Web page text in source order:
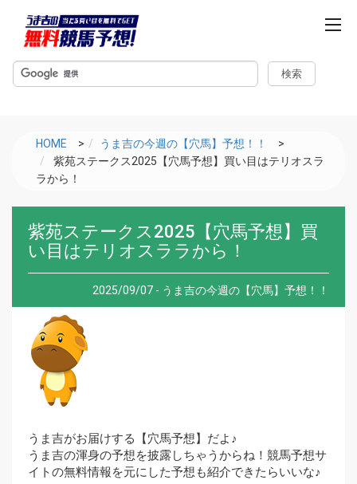
m
e
HOME > うま吉の今週の【穴馬】予想！！
>
紫苑ステークス2025【穴馬予想】買い目はテリオスラ
ラから！
紫苑ステークス2025【穴馬予想】買
い目はテリオスララから！
2025/09/07 - うま吉の今週の【穴馬】予想！！
うま吉がお届けする【穴馬予想】だよ♪
うま吉の渾身の予想を披露しちゃうからね！競馬予想サ
イトの無料情報を元にした予想も紹介できたらいいな♪